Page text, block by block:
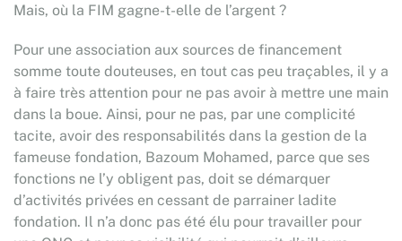
Mais, où la FIM gagne-t-elle de l’argent ?
Pour une association aux sources de financement
somme toute douteuses, en tout cas peu traçables, il y a
à faire très attention pour ne pas avoir à mettre une main
dans la boue. Ainsi, pour ne pas, par une complicité
tacite, avoir des responsabilités dans la gestion de la
fameuse fondation, Bazoum Mohamed, parce que ses
fonctions ne l’y obligent pas, doit se démarquer
d’activités privées en cessant de parrainer ladite
fondation. Il n’a donc pas été élu pour travailler pour